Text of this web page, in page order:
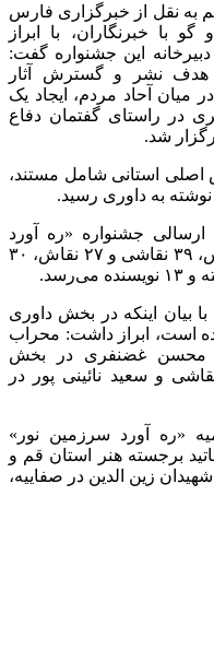
به نقل از خبرگزاری فارس
خبرنگاران، با ابراز
اثر هنری به دبیرخانه این جشنواره گفت:
هدف نشر و گسترش آثار
آحاد مردم، ایجاد یک
در راستای گفتمان دفاع
شد.
آثار این جشنواره در ۵ بخش اصلی استانی شامل مستند،
به داوری رسید.
جشنواره «ره آورد
سرزمین نور» به ۸۵ عکس و ۴۲ عکاس، ۳۹ نقاشی و ۲۷ نقاش، ۳۰
بیان اینکه در بخش داوری
است، ابراز داشت: محراب
محسن غضنفری در بخش
و سعید نائینی پور در
«ره آورد سرزمین نور»
با حضور اساتید برجسته هنر استان قم و
زین الدین در صفاییه،